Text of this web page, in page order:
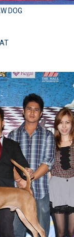
DOG